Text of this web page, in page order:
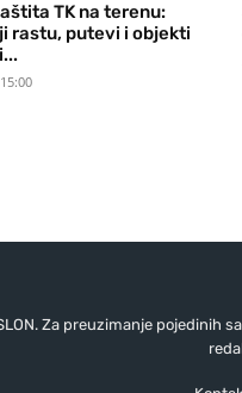
TK na terenu:
rastu, putevi i objekti
Za preuzimanje pojedinih